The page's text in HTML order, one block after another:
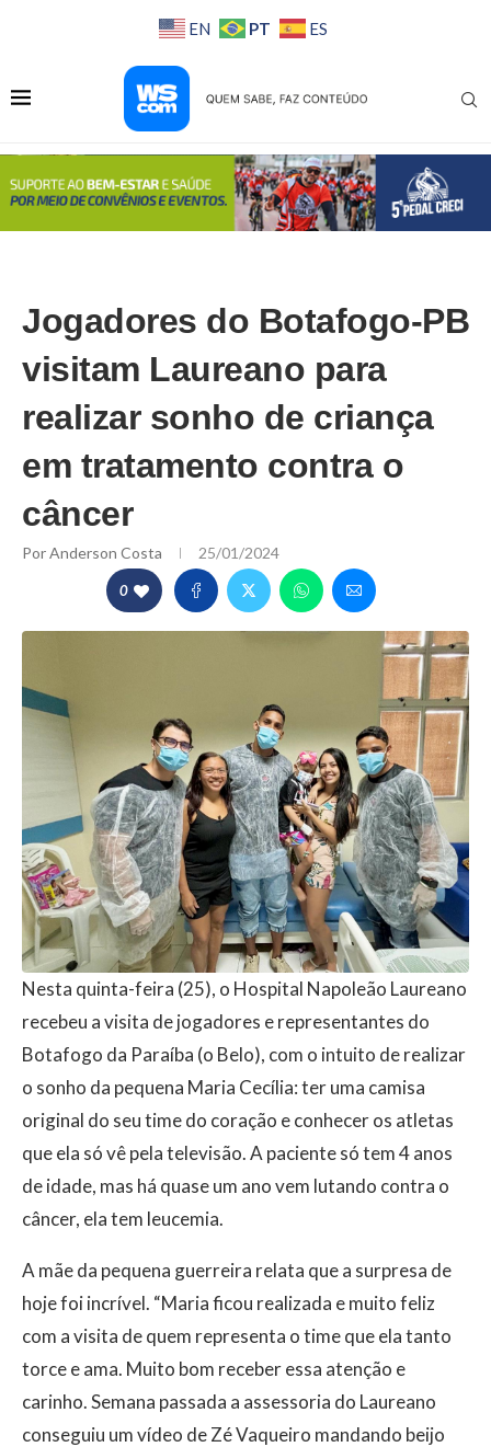
EN PT ES
Jogadores do Botafogo-PB
visitam Laureano para
realizar sonho de criança
em tratamento contra o
câncer
PorAnderson Costa 25/01/2024
0
Nesta quinta-feira (25), o Hospital Napoleão Laureano
recebeu a visita de jogadores e representantes do
Botafogo da Paraíba (o Belo), com o intuito de realizar
o sonho da pequena Maria Cecília: ter uma camisa
original do seu time do coração e conhecer os atletas
que ela só vê pela televisão. A paciente só tem 4 anos
de idade, mas há quase um ano vem lutando contra o
câncer, ela tem leucemia.
A mãe da pequena guerreira relata que a surpresa de
hoje foi incrível. “Maria ficou realizada e muito feliz
com a visita de quem representa o time que ela tanto
torce e ama. Muito bom receber essa atenção e
carinho. Semana passada a assessoria do Laureano
conseguiu um vídeo de Zé Vaqueiro mandando beijo